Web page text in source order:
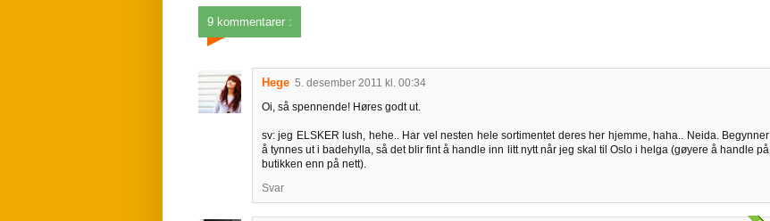
9 kommentarer :
Hege 5. desember 2011 kl. 00:34
Oi, så spennende! Høres godt ut.
sv: jeg ELSKER lush, hehe.. Har vel nesten hele sortimentet deres her hjemme, haha.. Neida. Begynner
å tynnes ut i badehylla, så det blir fint å handle inn litt nytt når jeg skal til Oslo i helga (gøyere å handle på
butikken enn på nett).
Svar